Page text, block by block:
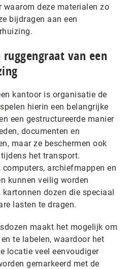
waarom deze materialen zo
bijdragen aan een
van een
kantoor is organisatie de
spelen hierin een belangrijke
een gestructureerde manier
documenten en
maar ze beschermen ook
het transport.
archiefmappen en
kunnen veilig worden
dozen die speciaal
lasten te dragen.
maakt het mogelijk om
te labelen, waardoor het
locatie veel eenvoudiger
gemarkeerd met de